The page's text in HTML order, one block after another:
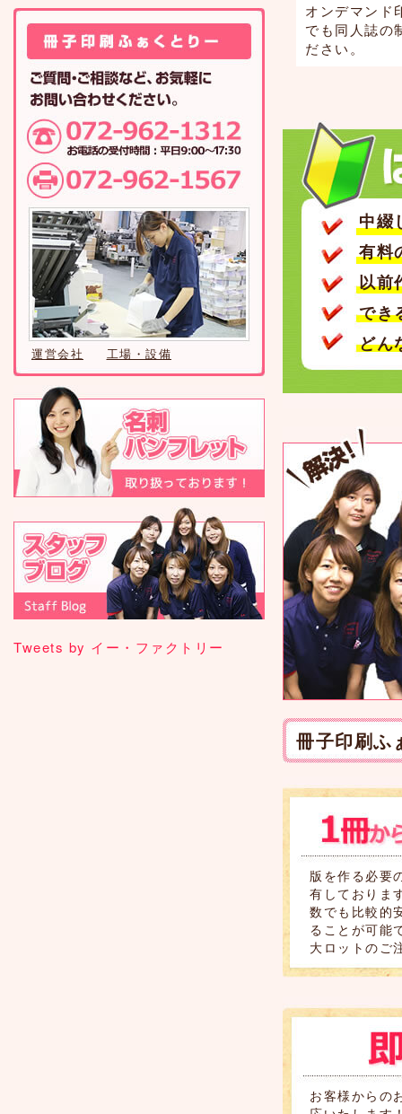
オンデマンド
でも同人誌の
ださい。
中綴
有料
以前
でき
どん
冊子印刷ふ
版を作る必要
有しておりま
数でも比較的
ることが可能
大ロットのご
お客様からの
運営会社 工場・設備
Tweets by イー・ファクトリー